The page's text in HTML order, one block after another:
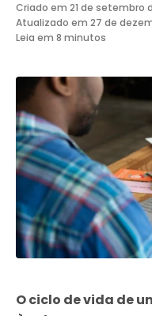
Criado em 21 de setembro
Atualizado em 27 de
Leia em 8 minutos
O ciclo de vida de